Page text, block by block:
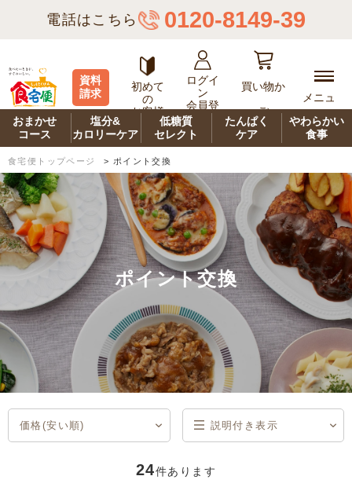
電話はこちら 0120-8149-39
資料
請求
初めて
の
お客様
ログイ
ン
会員登
買い物か
ご
メニュ
ー
おまかせ
コース
塩分&
カロリーケア
低糖質
セレクト
たんぱく
ケア
やわらかい
食事
食宅便トップページ > ポイント交換
ポイント交換
価格(安い順) 説明付き表示
24件あります